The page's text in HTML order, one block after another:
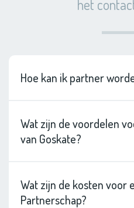
het
Hoe kan ik partner
Wat zijn de voordelen
van Goskate?
Wat zijn de kosten voor
Partnerschap?